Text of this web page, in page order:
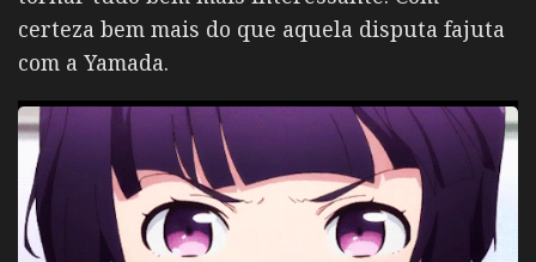
certeza bem mais do que aquela disputa fajuta
com a Yamada.